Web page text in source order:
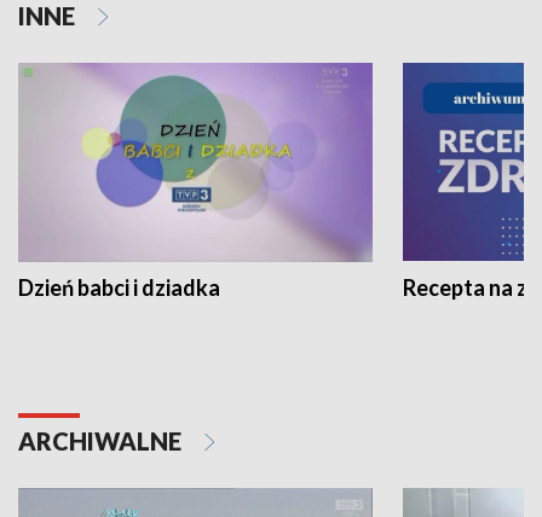
INNE
Dzień babci i dziadka Recepta na
ARCHIWALNE